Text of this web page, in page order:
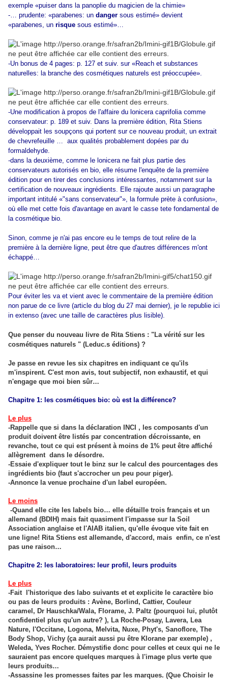
exemple «puiser dans la panoplie du magicien de la chimie»
-… prudente: «parabenes: un danger sous estimé» devient
«parabenes, un risque sous estimé»…
-Un bonus de 4 pages: p. 127 et suiv. sur «Reach et substances
naturelles: la branche des cosmétiques naturels est préoccupée».
-Une modification à propos de l'affaire du lonicera caprifolia comme
conservateur: p. 189 et suiv. Dans la première édition, Rita Stiens
développait les soupçons qui portent sur ce nouveau produit, un extrait
de chevrefeuille … aux qualités probablement dopées par du
formaldehyde.
-dans la deuxième, comme le lonicera ne fait plus partie des
conservateurs autorisés en bio, elle résume l'enquête de la première
édition pour en tirer des conclusions intéressantes, notamment sur la
certification de nouveaux ingrédients. Elle rajoute aussi un paragraphe
important intitulé «"sans conservateur"», la formule prète à confusion»,
où elle met cette fois d'avantage en avant le casse tete fondamental de
la cosmétique bio.
Sinon, comme je n'ai pas encore eu le temps de tout relire de la
première à la dernière ligne, peut être que d'autres différences m'ont
échappé…
Pour éviter les va et vient avec le commentaire de la première édition
non parue de ce livre (article du blog du 27 mai dernier), je le republie ici
in extenso (avec une taille de caractères plus lisible).
Que penser du nouveau livre de Rita Stiens : "La vérité sur les
cosmétiques naturels " (Leduc.s éditions) ?
Je passe en revue les six chapitres en indiquant ce qu'ils
m'inspirent. C'est mon avis, tout subjectif, non exhaustif, et qui
n'engage que moi bien sûr…
Chapitre 1: les cosmétiques bio: où est la différence?
Le plus
-Rappelle que si dans la déclaration INCI , les composants d'un
produit doivent être listés par concentration décroissante, en
revanche, tout ce qui est présent à moins de 1% peut être affiché
allègrement dans le désordre.
-Essaie d'expliquer tout le binz sur le calcul des pourcentages des
ingrédients bio (faut s'accrocher un peu pour piger).
-Annonce la venue prochaine d'un label européen.
Le moins
-Quand elle cite les labels bio… elle détaille trois français et un
allemand (BDIH) mais fait quasiment l'impasse sur la Soil
Association anglaise et l'AIAB italien, qu'elle évoque vite fait en
une ligne! Rita Stiens est allemande, d'accord, mais enfin, ce n'est
pas une raison…
Chapitre 2: les laboratoires: leur profil, leurs produits
Le plus
-Fait l'historique des labo suivants et et explicite le caractère bio
ou pas de leurs produits : Avène, Borlind, Cattier, Couleur
caramel, Dr Hauschka/Wala, Florame, J. Paltz (pourquoi lui, plutôt
confidentiel plus qu'un autre? ), La Roche-Posay, Lavera, Lea
Nature, l'Occitane, Logona, Melvita, Nuxe, Phyt's, Sanoflore, The
Body Shop, Vichy (ça aurait aussi pu être Klorane par exemple) ,
Weleda, Yves Rocher. Démystifie donc pour celles et ceux qui ne le
sauraient pas encore quelques marques à l'image plus verte que
leurs produits…
-Assassine les promesses faites par les marques. (Que Choisir le